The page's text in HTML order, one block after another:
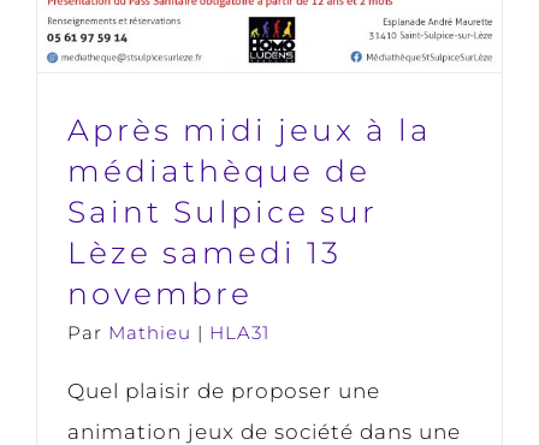
Après midi jeux à la
médiathèque de
Saint Sulpice sur
Lèze samedi 13
novembre
Par Mathieu | HLA31
Quel plaisir de proposer une
animation jeux de société dans une